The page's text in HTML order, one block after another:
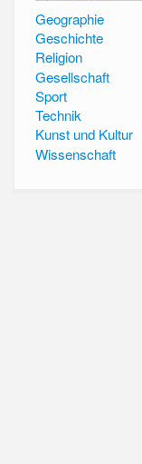
Geographie
Geschichte
Religion
Gesellschaft
Sport
Technik
Kunst und Kultur
Wissenschaft